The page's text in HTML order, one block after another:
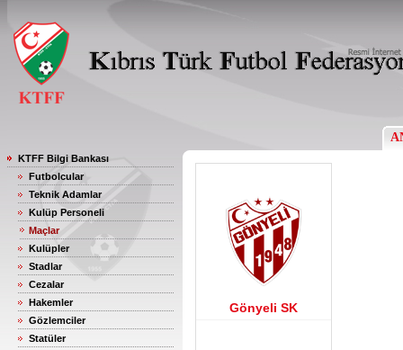
KTFF Bilgi Bankası
Futbolcular
Teknik Adamlar
Kulüp Personeli
Maçlar
Kulüpler
Stadlar
Cezalar
Hakemler
Gözlemciler
Statüler
Gönyeli SK